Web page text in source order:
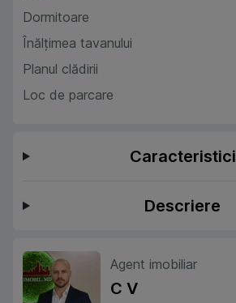
Dormitoare
Înălțimea tavanului
Planul clădirii
Loc de parcare
Caracteristici
Descriere
Agent imobiliar
C V